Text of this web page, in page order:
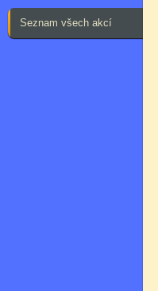
Seznam všech akcí